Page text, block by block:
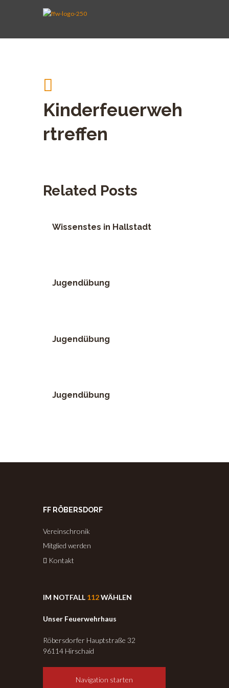
Kinderfeuerweh
rtreffen
Related Posts
Wissenstes in Hallstadt
Jugendübung
Jugendübung
Jugendübung
FF RÖBERSDORF
Vereinschronik
Mitglied werden
Kontakt
IM NOTFALL 112WÄHLEN
Unser Feuerwehrhaus
Röbersdorfer Hauptstraße 32
96114 Hirschaid
Navigation starten